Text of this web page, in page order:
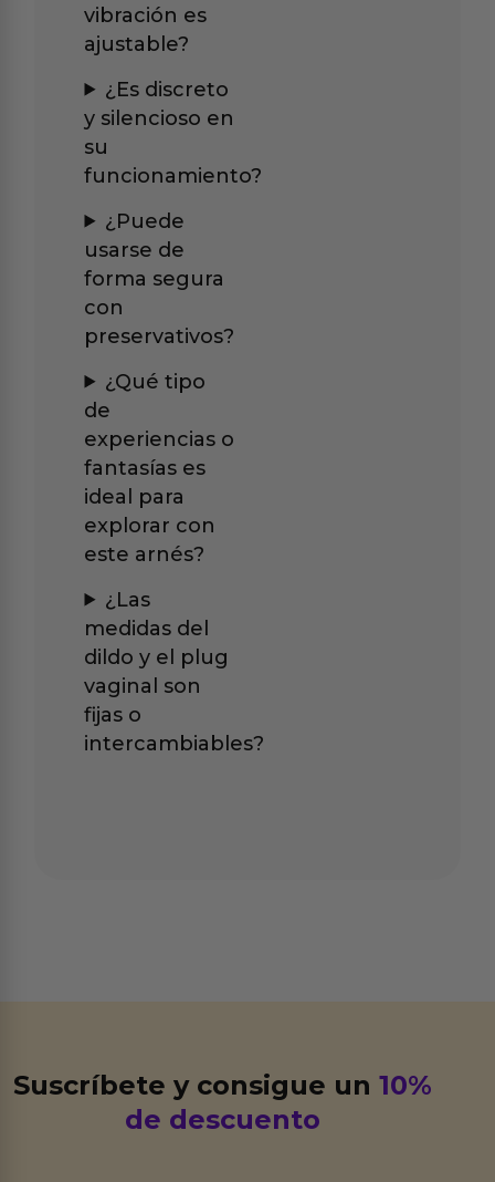
vibración es
ajustable?
¿Es discreto
y silencioso en
su
funcionamiento?
¿Puede
usarse de
forma segura
con
preservativos?
¿Qué tipo
de
experiencias o
fantasías es
ideal para
explorar con
este arnés?
¿Las
medidas del
dildo y el plug
vaginal son
fijas o
intercambiables?
Suscríbete y consigue un10%
de descuento